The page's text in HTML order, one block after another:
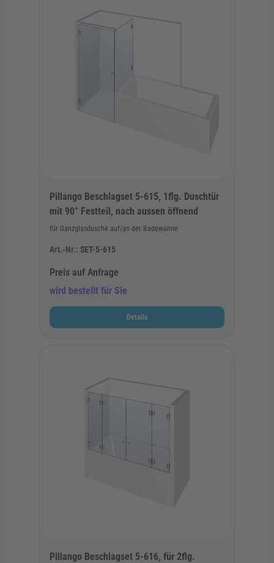
Pillango Beschlagset 5-615, 1flg. Duschtür
mit 90° Festteil, nach aussen öffnend
für Ganzglasdusche auf/an der Badewanne
Art.-Nr.: SET-5-615
Preis auf Anfrage
wird bestellt für Sie
Details
Pillango Beschlagset 5-616, für 2flg.